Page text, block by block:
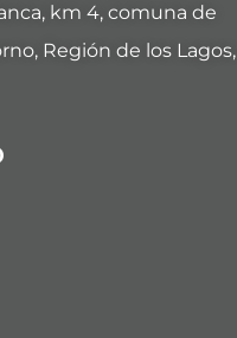
km 4, comuna de
Región de los Lagos,